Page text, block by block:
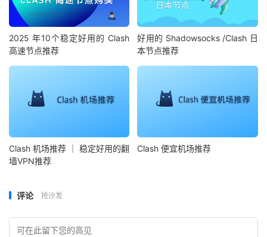
2025 年10个稳定好用的 Clash
高速节点推荐
好用的 Shadowsocks /Clash 日
本节点推荐
Clash 机场推荐 ｜ 稳定好用的翻
墙VPN推荐
Clash 便宜机场推荐
评论 抢沙发